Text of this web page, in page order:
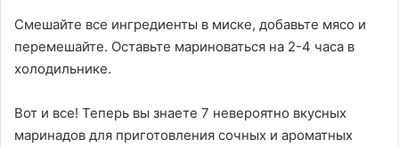
Смешайте все ингредиенты в миске, добавьте мясо и
перемешайте. Оставьте мариноваться на 2-4 часа в
холодильнике.
Вот и все! Теперь вы знаете 7 невероятно вкусных
маринадов для приготовления сочных и ароматных